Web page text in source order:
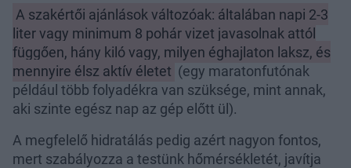
A szakértői ajánlások változóak: általában napi 2-3
liter vagy minimum 8 pohár vizet javasolnak attól
függően, hány kiló vagy, milyen éghajlaton laksz, és
mennyire élsz aktív életet (egy maratonfutónak
például több folyadékra van szüksége, mint annak,
aki szinte egész nap az gép előtt ül).
A megfelelő hidratálás pedig azért nagyon fontos,
mert szabályozza a testünk hőmérsékletét, javítja